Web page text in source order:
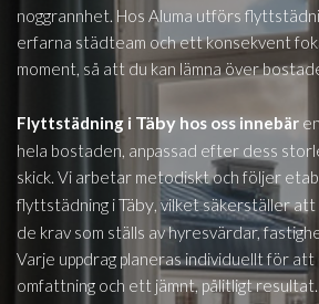
noggrannhet. Hos Aluma utförs
erfarna städteam och ett konsekvent
moment, så att du kan lämna över
Flyttstädning i Täby hos oss innebär
hela bostaden, anpassad efter dess
skick. Vi arbetar metodiskt och följer
flyttstädning iTäby , vilket säkerställer
de krav som ställs av hyresvärdar,
Varje uppdrag planeras individuellt för
omfattning och ett jämnt, pålitligt resultat.